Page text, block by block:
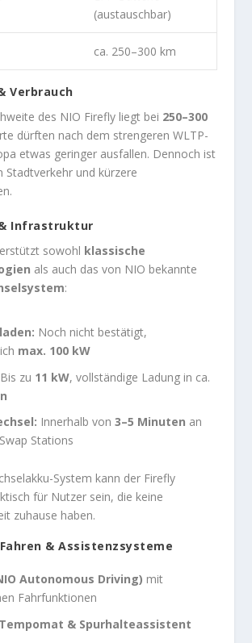
(austauschbar)
ca. 250–300 km
Verbrauch
des NIO Firefly liegt bei 250–300
dürften nach dem strengeren WLTP-
etwas geringer ausfallen. Dennoch ist
Stadtverkehr und kürzere
Infrastruktur
sowohl klassische
als auch das von NIO bekannte
:
Noch nicht bestätigt,
max. 100 kW
Bis zu 11 kW, vollständige Ladung in ca.
Innerhalb von 3–5 Minuten an
Stations
System kann der Firefly
für Nutzer sein, die keine
zuhause haben.
& Assistenzsysteme
Autonomous Driving) mit
Fahrfunktionen
& Spurhalteassistent